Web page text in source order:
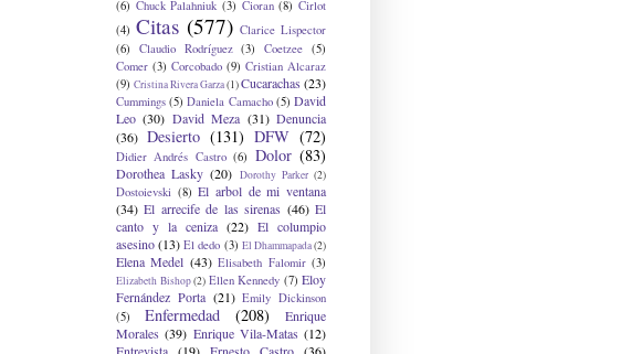
(6) Chuck Palahniuk (3) Cioran (8) Cirlot
(4) Citas (577) Clarice Lispector
(6)
Claudio Rodríguez (3) Coetzee (5)
Comer (3) Corcobado (9) Cristian Alcaraz
(9) Cristina Rivera Garza(1)Cucarachas (23)
Cummings (5) Daniela Camacho (5) David
Leo (30) David Meza (31) Denuncia
(36) Desierto (131) DFW (72)
Didier Andrés Castro (6) Dolor (83)
Dorothea Lasky (20) Dorothy Parker (2)
Dostoievski (8) El arbol de mi ventana
(34) El arrecife de las sirenas (46) El
canto y la ceniza (22) El columpio
asesino(13) El dedo (3) El Dhammapada(2)
Elena Medel (43) Elisabeth Falomir (3)
Elizabeth Bishop(2) Ellen Kennedy (7) Eloy
Fernández Porta (21) Emily Dickinson
(5)
Enfermedad (208)
Enrique
Morales (39) Enrique Vila-Matas (12)
Entrevista (19) Ernesto Castro (36)